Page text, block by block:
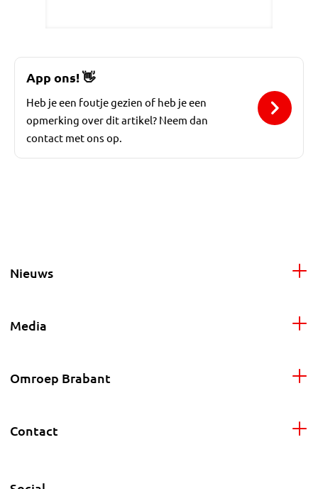
App ons!👋
Heb je een foutje gezien of heb je een
opmerking over dit artikel? Neem dan
contact met ons op.
Nieuws
Media
Omroep Brabant
Contact